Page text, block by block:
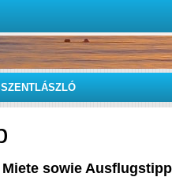
sowie